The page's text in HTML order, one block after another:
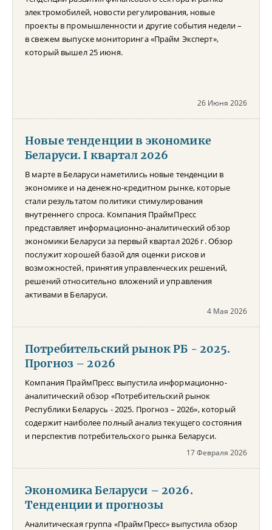
электромобилей, новости регулирования, новые
проекты в промышленности и другие события недели –
в свежем выпуске мониторинга «Прайм Эксперт»,
который вышел 25 июня.
26 Июня 2026
Новые тенденции в экономике
Беларуси. I квартал 2026
В марте в Беларуси наметились новые тенденции в
экономике и на денежно-кредитном рынке, которые
стали результатом политики стимулирования
внутреннего спроса. Компания ПраймПресс
представляет информационно-аналитический обзор
экономики Беларуси за первый квартал 2026 г. Обзор
послужит хорошей базой для оценки рисков и
возможностей, принятия управленческих решений,
решений относительно вложений и управления
активами в Беларуси.
4 Мая 2026
Потребительский рынок РБ - 2025.
Прогноз – 2026
Компания ПраймПресс выпустила информационно-
аналитический обзор «Потребительский рынок
Республики Беларусь - 2025. Прогноз – 2026», который
содержит наиболее полный анализ текущего состояния
и перспектив потребительского рынка Беларуси.
17 Февраля 2026
Экономика Беларуси – 2026.
Тенденции и прогнозы
Аналитическая группа «ПраймПресс» выпустила обзор